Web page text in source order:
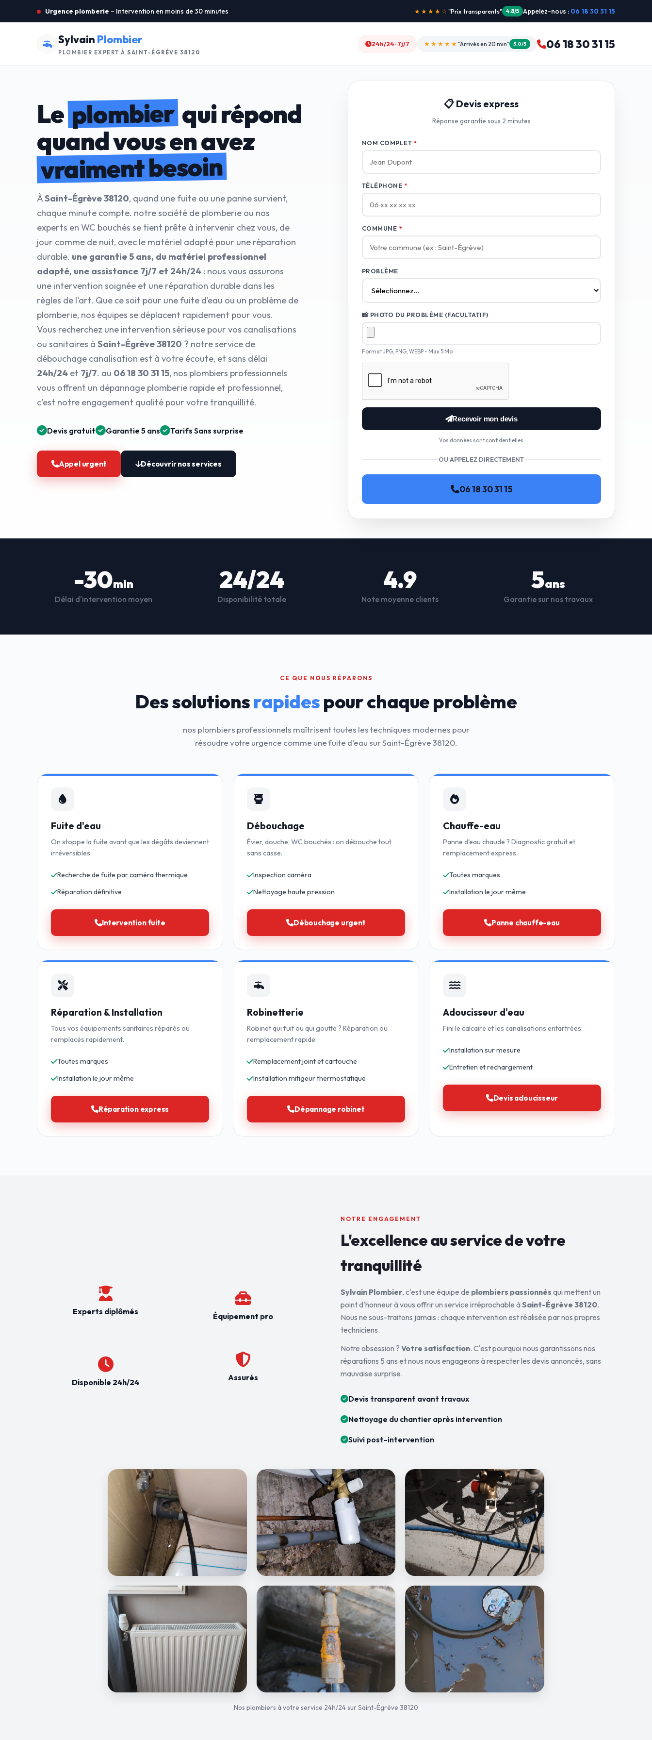
Urgence plomberie – Intervention en moins de 30 minutes ★★★★★ "Intervention dimanche" 5.0/5 Appelez-nous : 06 18 30 31 15
Sylvain Plombier
PLOMBIER EXPERT À SAINT-ÉGRÈVE 38120
24h/24 · 7j/7 ★★★★★ "Arrivés en 20 min" 5.0/5 06 18 30 31 15
Leplombierqui répond
quand vous en avez
vraiment besoin
ÀSaint-Égrève 38120, quand une fuite ou une panne survient,
chaque minute compte. notre société de plomberie ou nos
experts en WC bouchés se tient prête à intervenir chez vous, de
jour comme de nuit, avec le matériel adapté pour une réparation
durable. une garantie 5 ans, du matériel professionnel
adapté, une assistance 7j/7 et 24h/24 : nous vous assurons
une intervention soignée et une réparation durable dans les
règles de l'art. Que ce soit pour une fuite d’eau ou un problème de
plomberie, nos équipes se déplacent rapidement pour vous.
Vous recherchez une intervention sérieuse pour vos canalisations
ou sanitaires à Saint-Égrève 38120 ? notre service de
débouchage canalisation est à votre écoute, et sans délai
24h/24 et 7j/7. au 06 18 30 31 15, nos plombiers professionnels
vous offrent un dépannage plomberie rapide et professionnel,
c'est notre engagement qualité pour votre tranquillité.
Devis gratuit Garantie 5 ans Tarifs Sans surprise
Appel urgent Découvrir nos services
📋 Devis express
Réponse garantie sous 2 minutes
NOM COMPLET *
TÉLÉPHONE *
COMMUNE *
PROBLÈME
📸 PHOTO DU PROBLÈME (FACULTATIF)
Format JPG, PNG, WEBP - Max 5 Mo
Recevoir mon devis
Vos données sont confidentielles
OU APPELEZ DIRECTEMENT
06 18 30 31 15
-30min
Délai d'intervention moyen
24/24
Disponibilité totale
4.9
Note moyenne clients
5ans
Garantie sur nos travaux
CE QUE NOUS RÉPARONS
Des solutionsrapidespour chaque problème
nos plombiers professionnels maîtrisent toutes les techniques modernes pour
résoudre votre urgence comme une fuite d’eau sur Saint-Égrève 38120.
Fuite d'eau
On stoppe la fuite avant que les dégâts deviennent
irréversibles.
Recherche de fuite par caméra thermique
Réparation définitive
Intervention fuite
Débouchage
Évier, douche, WC bouchés : on débouche tout
sans casse.
Inspection caméra
Nettoyage haute pression
Débouchage urgent
Chauffe-eau
Panne d'eau chaude ? Diagnostic gratuit et
remplacement express.
Toutes marques
Installation le jour même
Panne chauffe-eau
Réparation & Installation
Tous vos équipements sanitaires réparés ou
remplacés rapidement.
Toutes marques
Installation le jour même
Réparation express
Robinetterie
Robinet qui fuit ou qui goutte ? Réparation ou
remplacement rapide.
Remplacement joint et cartouche
Installation mitigeur thermostatique
Dépannage robinet
Adoucisseur d'eau
Fini le calcaire et les canalisations entartrées.
Installation sur mesure
Entretien et rechargement
Devis adoucisseur
Experts diplômés
Disponible 24h/24
Équipement pro
Assurés
NOTRE ENGAGEMENT
L'excellence au service devotre
tranquillité
Sylvain Plombier, c'est une équipe de plombiers passionnés qui mettent un
point d'honneur à vous offrir un service irréprochable àSaint-Égrève 38120.
Nous ne sous-traitons jamais : chaque intervention est réalisée par nos propres
techniciens.
Notre obsession ? Votre satisfaction. C'est pourquoi nous garantissons nos
réparations 5 ans et nous nous engageons à respecter les devis annoncés, sans
mauvaise surprise.
Devis transparent avant travaux
Nettoyage du chantier après intervention
Suivi post-intervention
Nos plombiers à votre service 24h/24 sur Saint-Égrève 38120